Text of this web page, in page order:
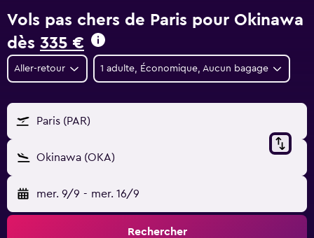
Vols pas chers de Paris pour Okinawa
dès 335 €
Aller-retour 1 adulte, Économique, Aucun bagage
Paris (PAR)
Okinawa (OKA)
mer. 9/9 - mer. 16/9
Rechercher